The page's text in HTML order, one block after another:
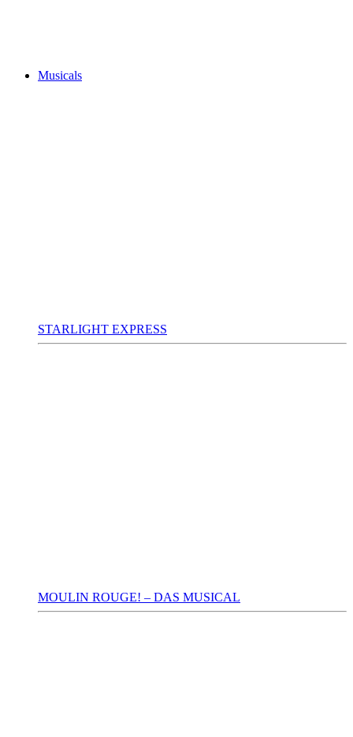
Musicals
STARLIGHT EXPRESS
MOULIN ROUGE! – DAS MUSICAL